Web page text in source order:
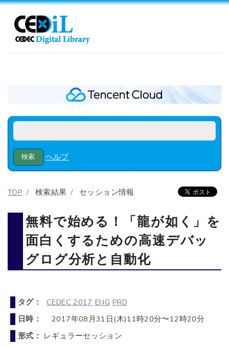
ヘルプ
TOP 検索結果 セッション情報
無料で始める！「龍が如く」を
面白くするための高速デバッ
グログ分析と自動化
タグ： CEDEC 2017 ENG PRD
日時：
2017年08月31日(木)11時20分〜12時20分
形式： レギュラーセッション